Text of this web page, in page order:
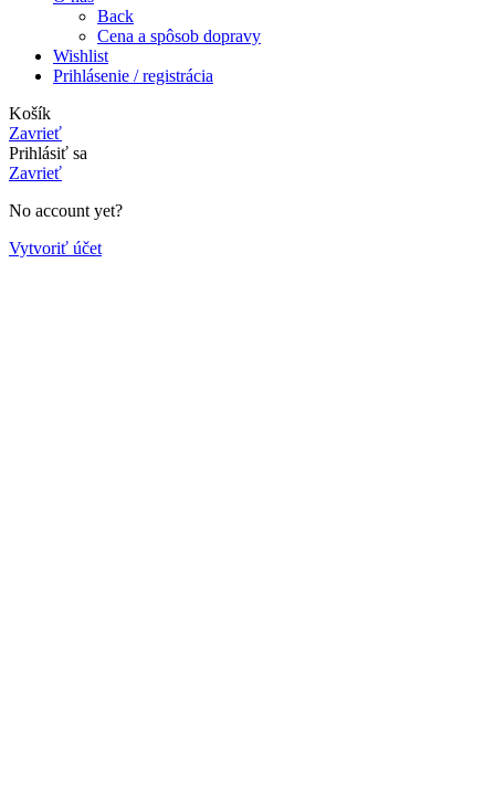
Back
Cena a spôsob dopravy
Wishlist
Prihlásenie / registrácia
Košík
Zavrieť
Prihlásiť sa
Zavrieť
No account yet?
Vytvoriť účet